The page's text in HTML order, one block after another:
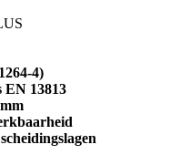
4)
EN 13813